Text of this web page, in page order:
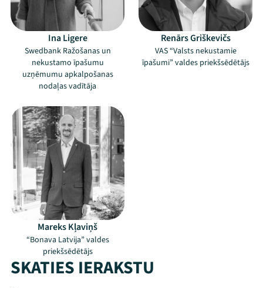
Ina Ligere
Swedbank Ražošanas un
nekustamo īpašumu
uzņēmumu apkalpošanas
nodaļas vadītāja
Renārs Griškevičs
VAS “Valsts nekustamie
īpašumi” valdes priekšsēdētājs
Mareks Kļaviņš
“Bonava Latvija” valdes
priekšsēdētājs
SKATIES IERAKSTU